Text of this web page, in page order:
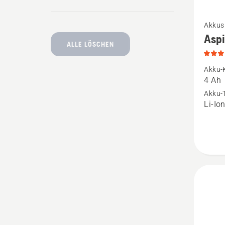
ALLE LÖSCHEN
Details
zu
P4A
18-
B72
Akkus
Akku-
4 Ah
Akku-
Li-Ion